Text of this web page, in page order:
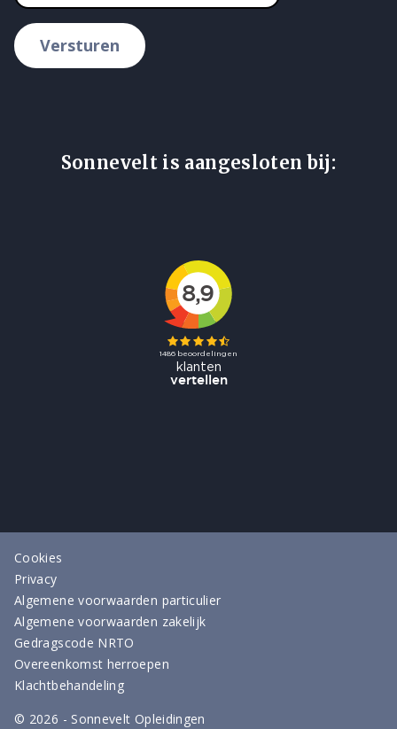
Versturen
Sonnevelt is aangesloten bij:
Cookies
Privacy
Algemene voorwaarden particulier
Algemene voorwaarden zakelijk
Gedragscode NRTO
Overeenkomst herroepen
Klachtbehandeling
© 2026 - Sonnevelt Opleidingen